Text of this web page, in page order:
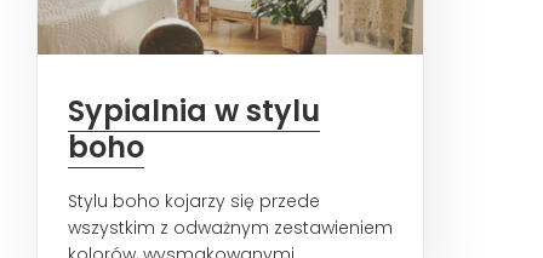
Sypialnia w stylu
boho
Stylu boho kojarzy się przede
wszystkim z odważnym zestawieniem